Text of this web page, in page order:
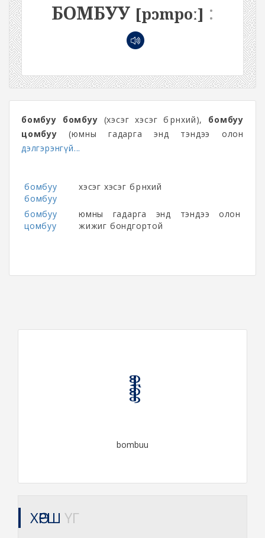
БОМБУУ [pɔmpoː] :
бомбуу бомбуу (хэсэг хэсэг бөөрөнхий), бомбуу
цомбуу (юмны гадарга энд тэндээ олон
дэлгэрэнгүй...
бомбуу
бомбуу
хэсэг хэсэг бөөрөнхий
бомбуу
цомбуу
юмны гадарга энд тэндээ олон
жижиг бондгортой
ᠪᠣᠮᠪᠤᠤ
bombuu
ХӨРШ ҮГ